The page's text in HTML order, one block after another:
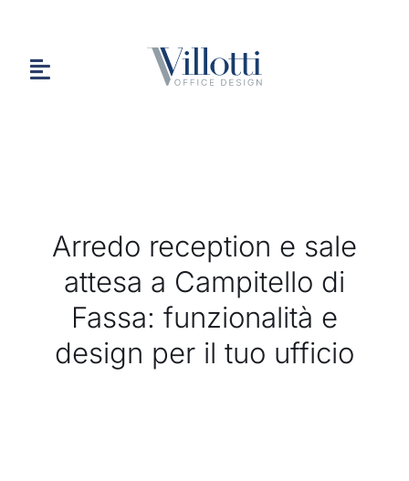
contenuto
Toggle
CHI SIAMO
PORTFOLIO
Arredo reception e sale
attesa a Campitello di
Fassa: funzionalità e
design per il tuo ufficio